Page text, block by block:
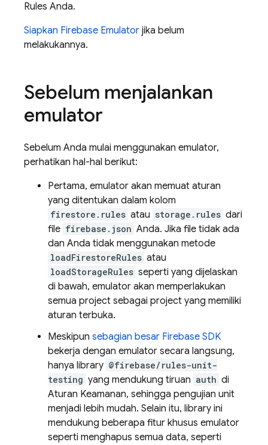
Rules Anda.
Siapkan Firebase Emulator jika belum
melakukannya.
Sebelum menjalankan
emulator
Sebelum Anda mulai menggunakan emulator,
perhatikan hal-hal berikut:
Pertama, emulator akan memuat aturan
yang ditentukan dalam kolom
firestore.rules atau storage.rules dari
file firebase.json Anda. Jika file tidak ada
dan Anda tidak menggunakan metode
loadFirestoreRules atau
loadStorageRules seperti yang dijelaskan
di bawah, emulator akan memperlakukan
semua project sebagai project yang memiliki
aturan terbuka.
Meskipun sebagian besar Firebase SDK
bekerja dengan emulator secara langsung,
hanya library @firebase/rules-unit-
testing yang mendukung tiruan auth di
Aturan Keamanan, sehingga pengujian unit
menjadi lebih mudah. Selain itu, library ini
mendukung beberapa fitur khusus emulator
seperti menghapus semua data, seperti